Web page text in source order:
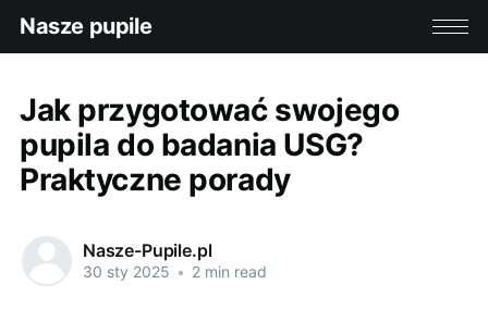
Nasze pupile
Jak przygotować swojego
pupila do badania USG?
Praktyczne porady
Nasze-Pupile.pl
30 sty 2025 • 2 min read